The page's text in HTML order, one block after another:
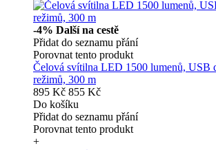
-4% Další na cestě
Přidat do seznamu přání
Porovnat tento produkt
Čelová svítilna LED 1500 lumenů, USB
režimů, 300 m
895 Kč 855 Kč
Do košíku
Přidat do seznamu přání
Porovnat tento produkt
+